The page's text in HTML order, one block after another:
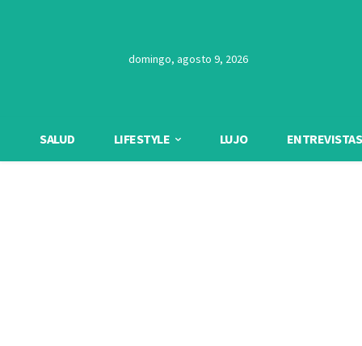
domingo, agosto 9, 2026
SALUD LIFESTYLE LUJO ENTREVISTAS